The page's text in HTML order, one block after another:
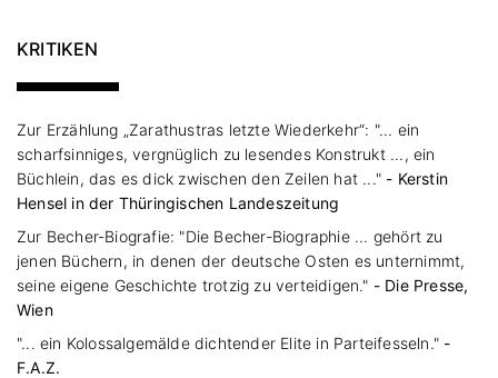
KRITIKEN
Zur Erzählung „Zarathustras letzte Wiederkehr“: "... ein
scharfsinniges, vergnüglich zu lesendes Konstrukt ..., ein
Büchlein, das es dick zwischen den Zeilen hat ..." - Kerstin
Hensel in der Thüringischen Landeszeitung
Zur Becher-Biografie: "Die Becher-Biographie ... gehört zu
jenen Büchern, in denen der deutsche Osten es unternimmt,
seine eigene Geschichte trotzig zu verteidigen." - Die Presse,
Wien
"... ein Kolossalgemälde dichtender Elite in Parteifesseln." -
F.A.Z.